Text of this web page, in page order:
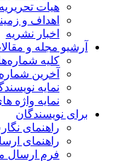
هیات تحریریه
اهداف و
اخبار نشریه
آرشیو مجله و مقالات
کلیه
آخرین شماره
نمایه
نمایه واژه
برای نویسندگان
راهنمای
راهنمای
فرم ارسال